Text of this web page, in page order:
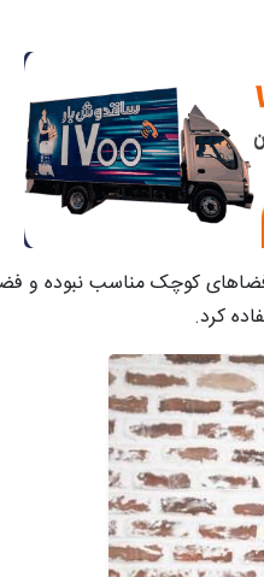
که ممکن است برای فضاهای کوچک مناسب
کرد.